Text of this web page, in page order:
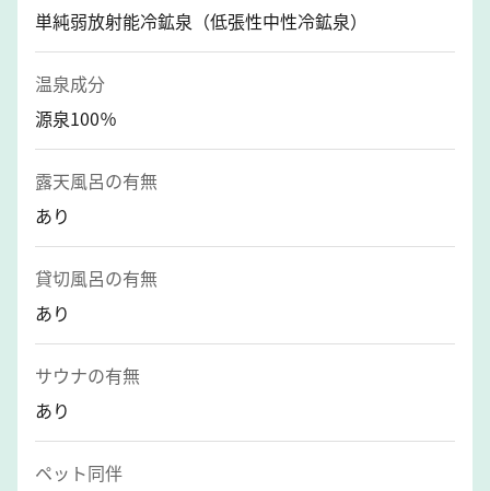
単純弱放射能冷鉱泉（低張性中性冷鉱泉）
温泉成分
源泉100％
露天風呂の有無
あり
貸切風呂の有無
あり
サウナの有無
あり
ペット同伴